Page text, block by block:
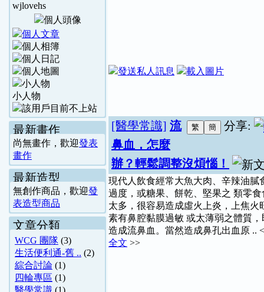
wjlovehs
小人物
最新畫作
尚無畫作，歡迎發表
畫作
最新造型
無創作商品，歡迎發
表造型商品
文章分類
WCG 團隊 (3)
生活便利通-舊 .. (2)
綜合討論 (1)
四輪專區 (1)
醫學常識 (1)
分享:
[醫學常識] 流
鼻血，怎麼
辦？輕鬆調整沒煩惱！
現代人飲食經常大魚大肉、辛辣油膩
過度，或糖果、餅乾、堅果之 類零食
太多，很容易造成虛火上炎，上焦火
素有鼻腔黏膜過敏 或太薄弱之體質，
造成流鼻血。當然造成鼻孔出血原 ..
全文 >>